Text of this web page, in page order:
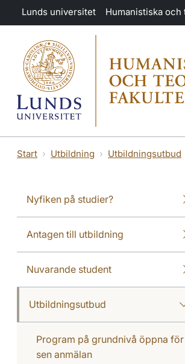
Hoppa till huvudinnehåll
Lunds universitet Humanistiska
Start Utbildning Utbildningsutbud
Nyfiken på studier?
Antagen till utbildning
Nuvarande student
Utbildningsutbud
Program på grundnivå öppna för
sen anmälan